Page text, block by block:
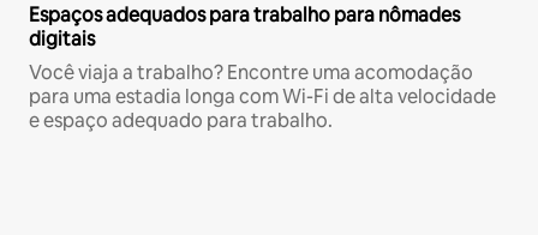
Espaços adequados para trabalho para nômades
digitais
Você viaja a trabalho? Encontre uma acomodação
para uma estadia longa com Wi-Fi de alta velocidade
e espaço adequado para trabalho.